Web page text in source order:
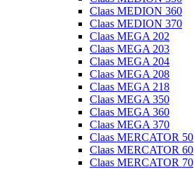
Claas MEDION 360
Claas MEDION 370
Claas MEGA 202
Claas MEGA 203
Claas MEGA 204
Claas MEGA 208
Claas MEGA 218
Claas MEGA 350
Claas MEGA 360
Claas MEGA 370
Claas MERCATOR 50
Claas MERCATOR 60
Claas MERCATOR 70